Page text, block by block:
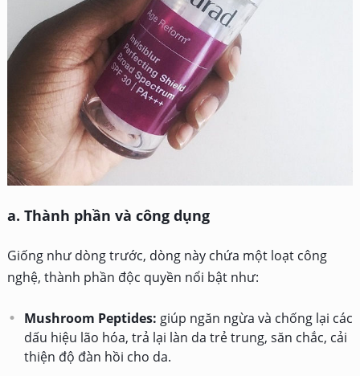
a. Thành phần và công dụng
Giống như dòng trước, dòng này chứa một loạt công
nghệ, thành phần độc quyền nổi bật như:
Mushroom Peptides: giúp ngăn ngừa và chống lại các
dấu hiệu lão hóa, trả lại làn da trẻ trung, săn chắc, cải
thiện độ đàn hồi cho da.